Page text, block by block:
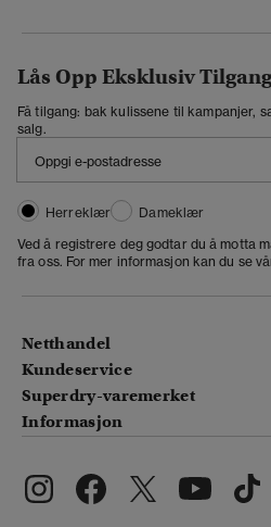
Lås Opp Eksklusiv Tilgang
Få tilgang: bak kulissene til kampanjer,
salg.
Herreklær
Dameklær
Ved å registrere deg godtar du å motta
fra oss. For mer informasjon kan du se
Netthandel
Kundeservice
Superdry-varemerket
Informasjon